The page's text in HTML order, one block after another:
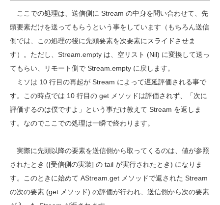
ここでの処理は、送信側に Stream の中身を問い合わせて、先
頭要素だけを送ってもらうという事をしています（もちろん送信
側では、この処理の後に先頭要素を次要素にスライドさせま
す）。ただし、Stream.empty は、空リスト (Nil) に変換して送っ
てもらい、リモート側で Stream.empty に戻します。
ミソは 10 行目の再起が Stream によって遅延評価される事で
す。この時点では 10 行目の get メソッドは評価されず、「次に
評価するのは僕ですよ」という事だけ教えて Stream を返しま
す。なのでここでの処理は一瞬で終わります。
実際に先頭以降の要素を送信側から取ってくるのは、値が参照
されたとき ([受信側の実装] の tail が実行されたとき) になりま
す。このときに始めて AStream.get メソッドで返された Stream
の次の要素 (get メソッド) の評価が行われ、送信側から次の要素